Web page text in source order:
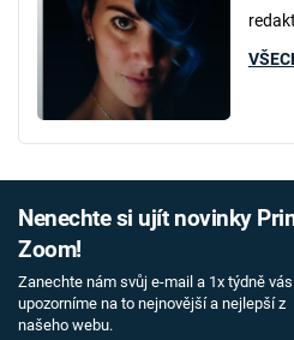
Nenechte si ujít novinky
Zoom!
Zanechte nám svůj e-mail a 1x týdně vás
upozorníme na to nejnovější a nejlepší z
našeho webu.